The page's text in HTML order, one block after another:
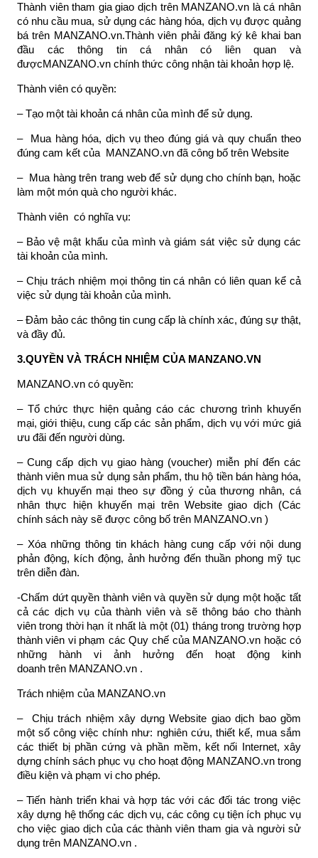
Thành viên tham gia giao dịch trên MANZANO.vn là cá nhân
có nhu cầu mua, sử dụng các hàng hóa, dịch vụ được quảng
bá trên MANZANO.vn.Thành viên phải đăng ký kê khai ban
đầu các thông tin cá nhân có liên quan và
đượcMANZANO.vn chính thức công nhận tài khoản hợp lệ.
Thành viên có quyền:
– Tạo một tài khoản cá nhân của mình để sử dụng.
– Mua hàng hóa, dịch vụ theo đúng giá và quy chuẩn theo
đúng cam kết của MANZANO.vn đã công bố trên Website
– Mua hàng trên trang web để sử dụng cho chính bạn, hoặc
làm một món quà cho người khác.
Thành viên có nghĩa vụ:
– Bảo vệ mật khẩu của mình và giám sát việc sử dụng các
tài khoản của mình.
– Chịu trách nhiệm mọi thông tin cá nhân có liên quan kể cả
việc sử dụng tài khoản của mình.
– Đảm bảo các thông tin cung cấp là chính xác, đúng sự thật,
và đầy đủ.
3.QUYỀN VÀ TRÁCH NHIỆM CỦA MANZANO.VN
MANZANO.vn có quyền:
– Tổ chức thực hiện quảng cáo các chương trình khuyến
mại, giới thiệu, cung cấp các sản phẩm, dịch vụ với mức giá
ưu đãi đến người dùng.
– Cung cấp dịch vụ giao hàng (voucher) miễn phí đến các
thành viên mua sử dụng sản phẩm, thu hộ tiền bán hàng hóa,
dịch vụ khuyến mại theo sự đồng ý của thương nhân, cá
nhân thực hiện khuyến mại trên Website giao dịch (Các
chính sách này sẽ được công bố trên MANZANO.vn )
– Xóa những thông tin khách hàng cung cấp với nội dung
phản động, kích động, ảnh hưởng đến thuần phong mỹ tục
trên diễn đàn.
-Chấm dứt quyền thành viên và quyền sử dụng một hoặc tất
cả các dịch vụ của thành viên và sẽ thông báo cho thành
viên trong thời hạn ít nhất là một (01) tháng trong trường hợp
thành viên vi phạm các Quy chế của MANZANO.vn hoặc có
những hành vi ảnh hưởng đến hoạt động kinh
doanh trên MANZANO.vn .
Trách nhiệm của MANZANO.vn
– Chịu trách nhiệm xây dựng Website giao dịch bao gồm
một số công việc chính như: nghiên cứu, thiết kế, mua sắm
các thiết bị phần cứng và phần mềm, kết nối Internet, xây
dựng chính sách phục vụ cho hoạt động MANZANO.vn trong
điều kiện và phạm vi cho phép.
– Tiến hành triển khai và hợp tác với các đối tác trong việc
xây dựng hệ thống các dịch vụ, các công cụ tiện ích phục vụ
cho việc giao dịch của các thành viên tham gia và người sử
dụng trên MANZANO.vn .